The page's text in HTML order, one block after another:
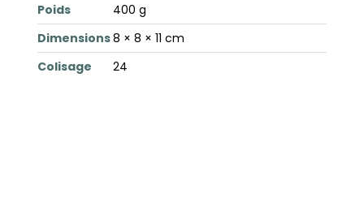
Poids
400 g
Dimensions8 × 8 × 11 cm
Colisage
24